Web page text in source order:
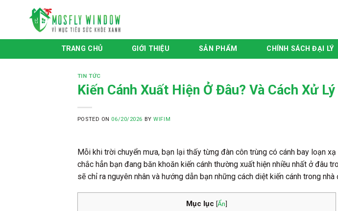
TRANG CHỦ GIỚI THIỆU SẢN PHẨM CHÍNH SÁCH ĐẠI LÝ
TIN TỨC
Kiến Cánh Xuất Hiện Ở Đâu? Và Cách Xử
POSTED ON 06/20/2026 BYWIFIM
Mỗi khi trời chuyển mưa, bạn lại thấy từng đàn côn trùng có cánh bay loạn
chắc hẳn bạn đang băn khoăn kiến cánh thường xuất hiện nhiều nhất ở đâu
sẽ chỉ ra nguyên nhân và hướng dẫn bạn những cách diệt kiến cánh trong
Mục lục [Ẩn]